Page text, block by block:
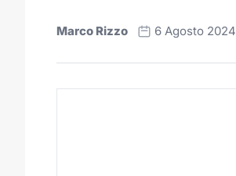
Marco Rizzo 6 Agosto 2024